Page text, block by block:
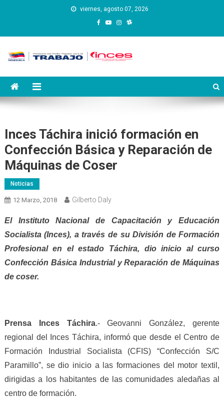
viernes, agosto 07, 2026
Instituto Nacional de
Capacitación y Educación
Inces Táchira inició formación en
Confección Básica y Reparación de
Máquinas de Coser
Noticias
12 Marzo, 2018 Gilberto Daly
El Instituto Nacional de Capacitación y Educación
Socialista (Inces), a través de su División de Formación
Profesional en el estado Táchira, dio inicio al curso
Confección Básica Industrial y Reparación de Máquinas
de coser.
Prensa Inces Táchira.- Geovanni González, gerente
regional del Inces Táchira, informó que desde el Centro de
Formación Industrial Socialista (CFIS) “Confección S/C
Paramillo”, se dio inicio a las formaciones del motor textil,
dirigidas a los habitantes de las comunidades aledañas al
centro de formación.